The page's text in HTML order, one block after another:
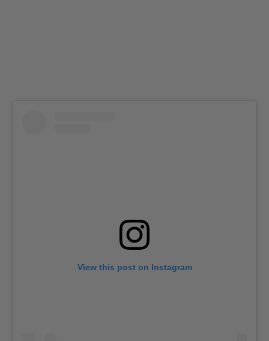
View this post on Instagram